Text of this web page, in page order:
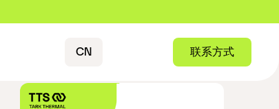
CN Contact
联系方式